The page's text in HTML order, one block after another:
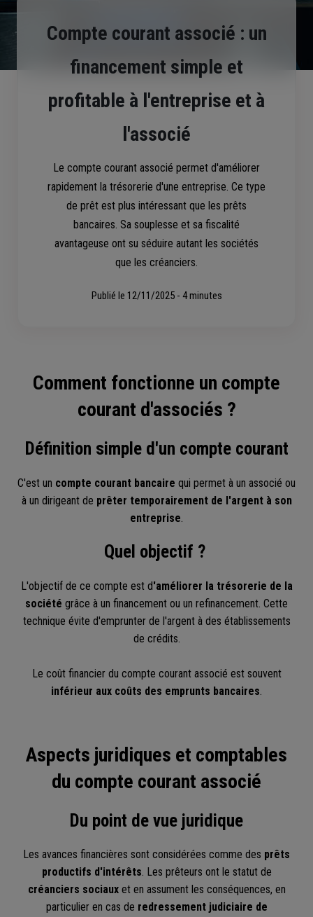
Compte courant associé : un
financement simple et
profitable à l'entreprise et à
l'associé
Le compte courant associé permet d'améliorer
rapidement la trésorerie d'une entreprise. Ce type
de prêt est plus intéressant que les prêts
bancaires. Sa souplesse et sa fiscalité
avantageuse ont su séduire autant les sociétés
que les créanciers.
Publié le 12/11/2025 - 4 minutes
Comment fonctionne un compte
courant d'associés ?
Définition simple d'un compte courant
C'est un compte courant bancaire qui permet à un associé ou
à un dirigeant de prêter temporairement de l'argent à son
entreprise
Quel objectif ?
L'objectif de ce compte est d'améliorer la trésorerie de la
société grâce à un financement ou un refinancement. Cette
technique évite d'emprunter de l'argent à des établissements
de crédits.
Le coût financier du compte courant associé est souvent
inférieur aux coûts des emprunts bancaires.
Aspects juridiques et comptables
du compte courant associé
Du point de vue juridique
Les avances financières sont considérées comme des prêts
productifs d'intérêts. Les prêteurs ont le statut de
créanciers sociauxet en assument les conséquences, en
particulier en cas de redressement judiciaire de